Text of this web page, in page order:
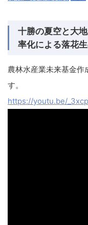
十勝の夏空と大
率化による落花
農林水産業未来基金
す。
https://youtu.be/